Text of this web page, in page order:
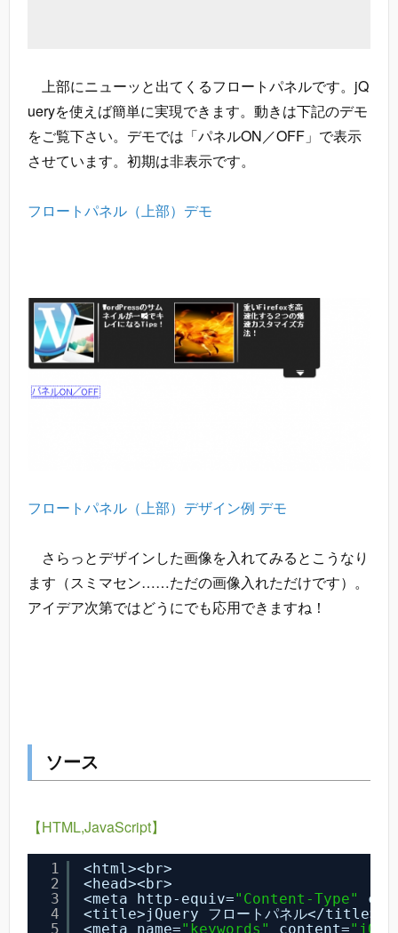
上部にニューッと出てくるフロートパネルです。jQ
ueryを使えば簡単に実現できます。動きは下記のデモ
をご覧下さい。デモでは「パネルON／OFF」で表示
させています。初期は非表示です。
フロートパネル（上部）デモ
フロートパネル（上部）デザイン例 デモ
さらっとデザインした画像を入れてみるとこうなり
ます（スミマセン……ただの画像入れただけです）。
アイデア次第ではどうにでも応用できますね！
ソース
【HTML,JavaScript】
1
2
3
4
5
<html><br>
<head><br>
<meta http-equiv="Content-Type"
<title>jQuery フロートパネル</
<meta name="keywords" content=